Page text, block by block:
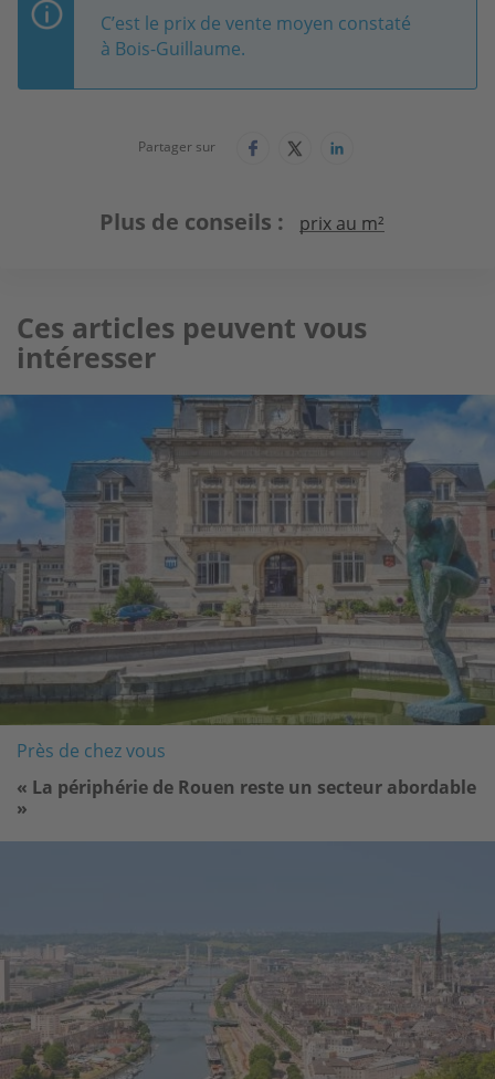
C’est le prix de vente moyen constaté
à Bois-Guillaume.
Partager sur
Plus de conseils prix au m²
Ces articles peuvent vous
intéresser
Image
Près de chez vous
« La périphérie de Rouen reste un secteur abordable
»